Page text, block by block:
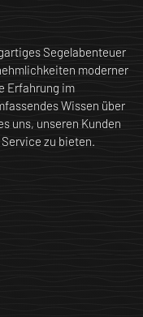
Segelabenteuer
moderner
Erfahrung im
Wissen über
uns, unseren Kunden
zu bieten.